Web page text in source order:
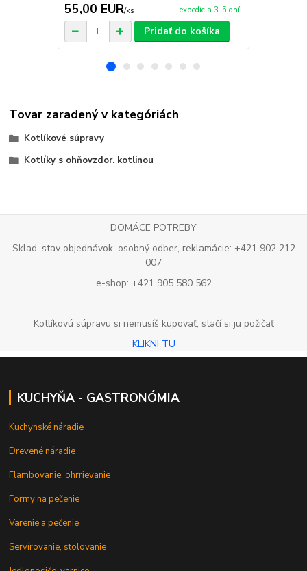
55,00 EUR/ks expedícia 3-5 dní
Pridať do košíka
Tovar zaradený v kategóriách
Kotlíkové súpravy
Kotlíky s ohňovzdor. kotlinou
DOMÁCE POTREBY
Sklad, stav objednávok, osobný odber, reklamácie: +421 902 212
007
e-shop: +421 905 580 562
Kotlíkovú súpravu si nemusíš kupovať, stačí si ju požičať
KLIKNI TU
KUCHYŇA - GASTRONÓMIA
Kuchynské náradie
Drevené náradie
Flambovanie, ohrrievanie
Formy na pečenie
Varenie a pečenie
Servírovanie, stolovanie